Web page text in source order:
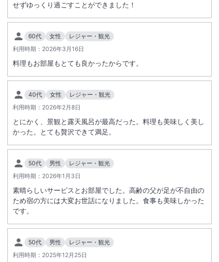
大浴場あり
露天風呂あり
温泉
施設からのお知らせ
和室離れと本館和室共に客室に行くまでに高低差があります。洋室と和
洋室も同様です。
●夕食のお時間は１７時３０分～／１９時３０分～の２部制で、チェッ
クイン時の先着順となります。 先着順のため、ご希望に添えない場合
もございます。
添寝幼児（小人Ｄ）のお子様は幼児施設使用料が現地払いとなります
（１～６歳）。
小人料金は次の年齢が適用となります。（１０～１２歳⇒こどもＡ、７
～９歳⇒こどもＢ、１～６歳⇒こどもＣまたはＤ）。※小人の設定は部
屋タイプ・プランによって異なる場合がございます。予約画面にてご確
認ください。
食物アレルギーなどに関しましては、特定原材料８品目とアーモンドを
対応となります。
それ以外の、苦手食材等、お召し上がり頂けない食材、調理方法の変更
※重要なお知らせです。必ず続きをご確認ください。
せずゆっくり過ごすことができました！
60代 女性
レジャー・観光
利用時期： 2026年3月16日
料理もお部屋もとても良かったからです。
40代 女性
レジャー・観光
利用時期： 2026年2月8日
とにかく、景観と露天風呂が最高だった。料理も美味しく美し
かった。とても贅沢できて満足。
50代 男性
レジャー・観光
利用時期： 2026年1月3日
素晴らしいサービスとお部屋でした。高齢の父が足が不自由の
ため宿の方には大変お世話になりました。食事も美味しかった
です。
50代 男性
レジャー・観光
利用時期： 2025年12月25日